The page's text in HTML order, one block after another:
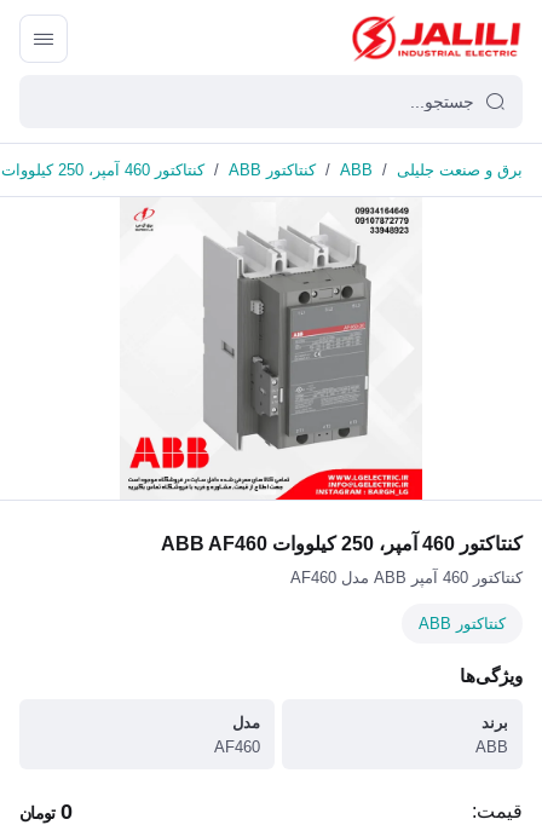
برق و صنعت جلیلی /
ABB
/ کنتاکتور ABB / کنتاکتور 460 آمپر، 250 کیلووات ABB AF460
کنتاکتور 460 آمپر، 250 کیلووات ABB AF460
کنتاکتور 460 آمپر ABB مدل AF460
کنتاکتور ABB
ویژگی‌ها
برند
ABB
مدل
AF460
قیمت: 0 تومان